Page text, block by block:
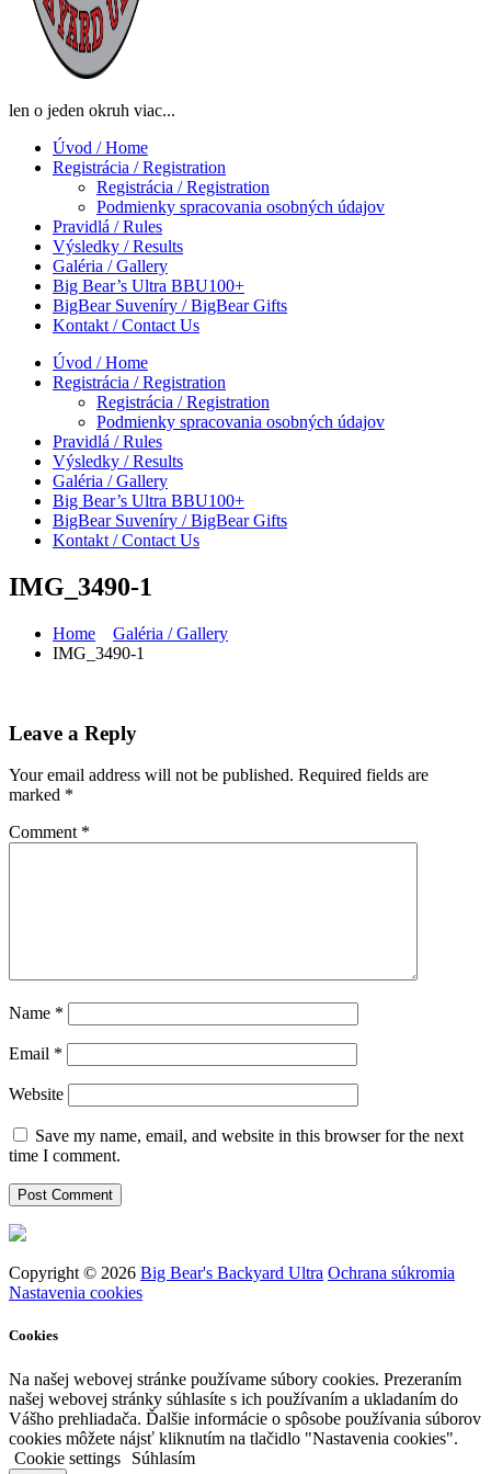
len o jeden okruh viac...
Úvod / Home
Registrácia / Registration
Registrácia / Registration
Podmienky spracovania osobných údajov
Pravidlá / Rules
Výsledky / Results
Galéria / Gallery
Big Bear’s Ultra BBU100+
BigBear Suveníry / BigBear Gifts
Kontakt / Contact Us
Úvod / Home
Registrácia / Registration
Registrácia / Registration
Podmienky spracovania osobných údajov
Pravidlá / Rules
Výsledky / Results
Galéria / Gallery
Big Bear’s Ultra BBU100+
BigBear Suveníry / BigBear Gifts
Kontakt / Contact Us
IMG_3490-1
Home
Galéria / Gallery
IMG_3490-1
Leave a Reply
Your email address will not be published. Required fields are
marked *
Comment *
Name *
Email *
Website
Save my name, email, and website in this browser for the next
time I comment.
Copyright © 2026 Big Bear's Backyard Ultra Ochrana súkromia
Nastavenia cookies
Cookies
Na našej webovej stránke používame súbory cookies. Prezeraním
našej webovej stránky súhlasíte s ich používaním a ukladaním do
Vášho prehliadača. Ďalšie informácie o spôsobe používania súborov
cookies môžete nájsť kliknutím na tlačidlo "Nastavenia cookies".
Cookie settings
Súhlasím